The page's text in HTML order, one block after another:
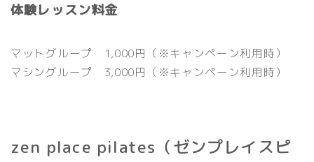
体験レッスン料金
マットグループ 1,000円 （※キャンペーン利用時）
マシングループ 3,000円 （※キャンペーン利用時）
zen place pilates（ゼンプレイスピ